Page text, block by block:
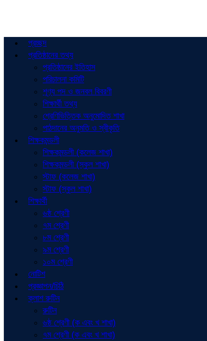
প্রচ্ছদ
প্রতিষ্ঠানের তথ্য
প্রতিষ্ঠানের ইতিহাস
পরিচালনা কমিটি
শূণ্য পদ ও জনবল বিবরণী
শিক্ষার্থী তথ্য
শ্রেণিভিত্তিক অনুমোদিত শাখা
পাঠদানের অনুমতি ও স্বীকৃতি
শিক্ষকমন্ডলী
শিক্ষকমন্ডলী (কলেজ শাখা)
শিক্ষকমন্ডলী (স্কুল শাখা)
স্টাফ (কলেজ শাখা)
স্টাফ (স্কুল শাখা)
শিক্ষার্থী
৬ষ্ঠ শ্রেণী
৭ম শ্রেণী
৮ম শ্রেণী
৯ম শ্রেণী
১০ম শ্রেণী
নোটিশ
প্রজ্ঞাপন/চিঠি
ক্লাশ রুটিন
রুটিন
৬ষ্ঠ শ্রেণী (ক এবং খ শাখা)
৭ম শ্রেণী (ক এবং খ শাখা)